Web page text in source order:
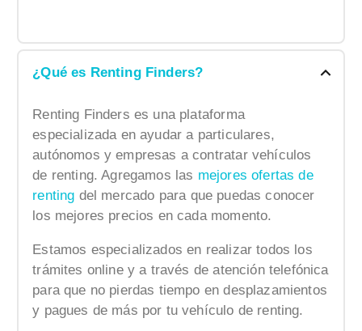
¿Qué es Renting Finders?
Renting Finders es una plataforma
especializada en ayudar a particulares,
autónomos y empresas a contratar vehículos
de renting. Agregamos las mejores ofertas de
renting del mercado para que puedas conocer
los mejores precios en cada momento.
Estamos especializados en realizar todos los
trámites online y a través de atención telefónica
para que no pierdas tiempo en desplazamientos
y pagues de más por tu vehículo de renting.